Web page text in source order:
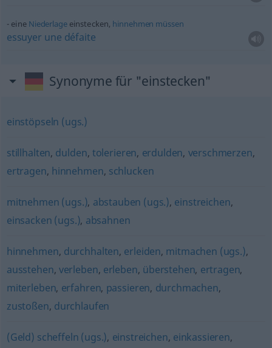
eine Niederlageeinstecken, hinnehmen müssen
essuyer une défaite
Synonyme für "einstecken"
einstöpseln (ugs.)
stillhalten, dulden, tolerieren, erdulden, verschmerzen,
ertragen, hinnehmen, schlucken
mitnehmen (ugs.), abstauben (ugs.), einstreichen,
einsacken (ugs.), absahnen
hinnehmen, durchhalten, erleiden, mitmachen (ugs.),
ausstehen, verleben, erleben, überstehen, ertragen,
miterleben, erfahren, passieren, durchmachen,
zustoßen, durchlaufen
(Geld) scheffeln (ugs.), einstreichen, einkassieren,